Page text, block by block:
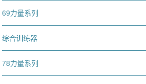
69力量系列
综合训练器
78力量系列